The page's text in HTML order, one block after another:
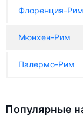
Флоренция-Рим
Мюнхен-Рим
Палермо-Рим
Популярные